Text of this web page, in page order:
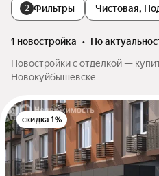
2 Фильтры Чистовая,
1 новостройка •
по
Новостройки с отделкой —
Новокуйбышевске
скидка 1%